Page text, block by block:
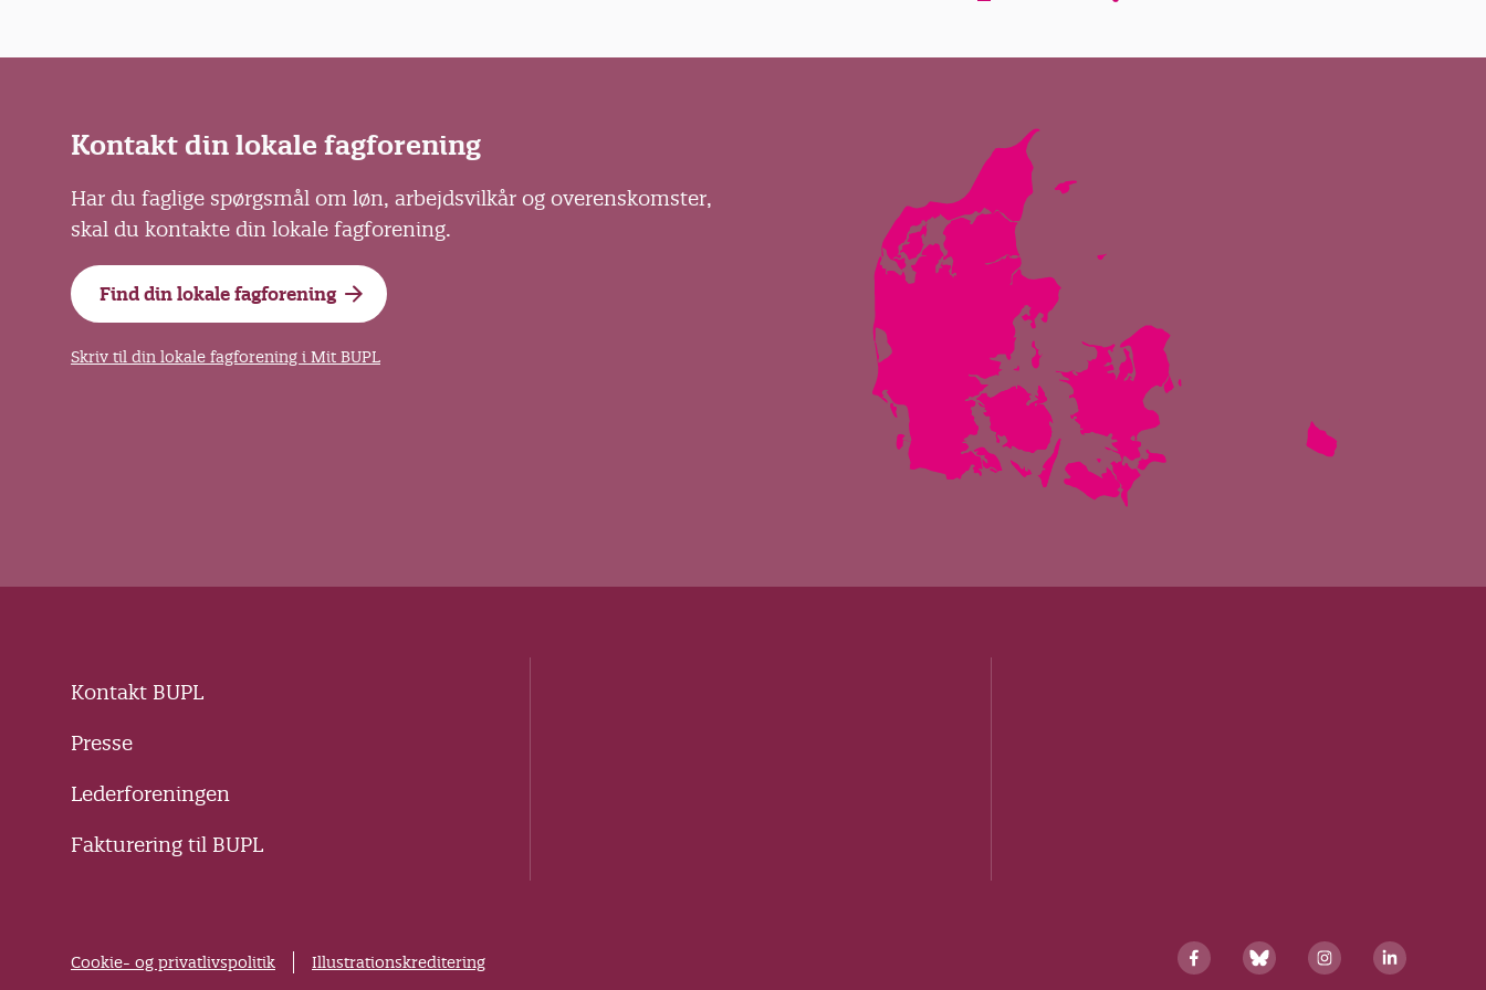
Kontakt din lokale fagforening
Har du faglige spørgsmål om løn, arbejdsvilkår og overenskomster,
skal du kontakte din lokale fagforening.
Find din lokale fagforening
Skriv til din lokale fagforening i Mit BUPL
Kontakt BUPL
Presse
Lederforeningen
Fakturering til BUPL
Cookie- og privatlivspolitik Illustrationskreditering